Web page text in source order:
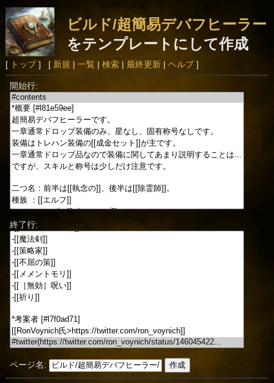
ビルド/超簡易デバフヒーラー
をテンプレートにして作成
[ トップ] [ 新規 | 一覧 | 検索| 最終更新| ヘルプ]
開始行:
終了行:
ページ名: